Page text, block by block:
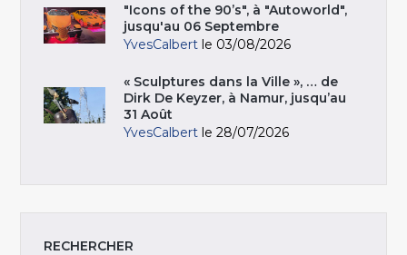
"Icons of the 90’s", à "Autoworld",
jusqu'au 06 Septembre
YvesCalbert le 03/08/2026
« Sculptures dans la Ville », … de
Dirk De Keyzer, à Namur, jusqu’au
31 Août
YvesCalbert le 28/07/2026
RECHERCHER